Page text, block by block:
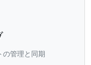
の管理と同期